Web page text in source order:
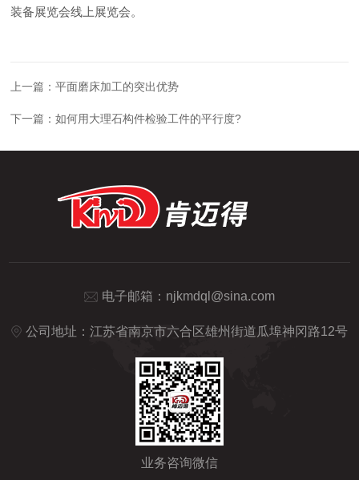
装备展览会线上展览会。
上一篇：平面磨床加工的突出优势
下一篇：如何用大理石构件检验工件的平行度?
电子邮箱： njkmdql@sina.com
公司地址：江苏省南京市六合区雄州街道瓜埠神冈路12号
业务咨询微信